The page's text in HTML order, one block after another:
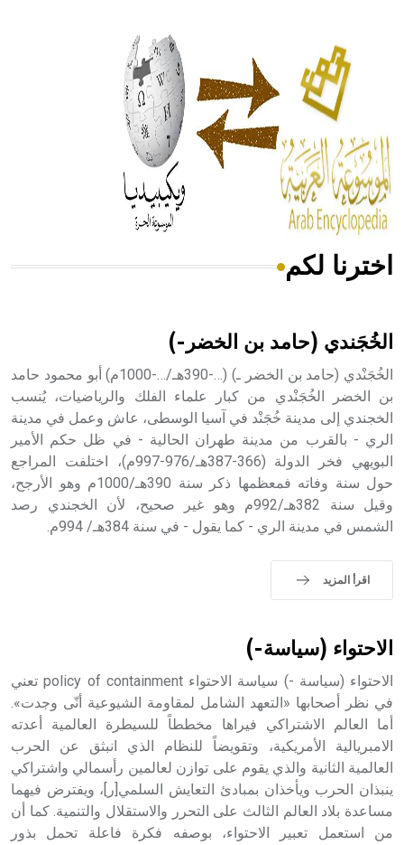
الحكم، الأدلة، تنظيم التغذية، ورسالته في جروح الرأس. ويعود
له الفضل بأنه حرر الطب من الدين والفلسفة.
- هل تعلم أن المرجان إفراز حيواني يتكون في البحر ويتركب
من مادة كربونات الكلسيوم، وهو أحمر أو شديد الحمرة وهو
أجود أنواعه، ويمتاز بكبر الحجم ويسمى الش
هل تعلم أن الأبسيد كلمة فرنسية اللفظ تم اعتمادها مصطلحاً
- هل تعلم أن أبجر Abgar اسم معروف جيداً يعود إلى عدد من
الملوك الذين حكموا مدينة إديسا (الرها) من أبجر الأول وحتى
التاسع، وهم ينتسبون إلى أسرة أوسروين
sign تكتب منفصلة غير متصلة، وتعتمد المبدأ الأكوروفوني،
اخترنا لكم
الخُجَندي (حامد بن الخضر-)
الخُجَنْدي (حامد بن الخضر ـ) (…-390هـ/…-1000م) أبو محمود حامد
بن الخضر الخُجَنْدي من كبار علماء الفلك والرياضيات، يُنسب
الخجندي إلى مدينة خُجَنْد في آسيا الوسطى، عاش وعمل في مدينة
الري - بالقرب من مدينة طهران الحالية - في ظل حكم الأمير
البويهي فخر الدولة (366-387هـ/976-997م)، اختلفت المراجع
حول سنة وفاته فمعظمها ذكر سنة 390هـ/1000م وهو الأرجح،
وقيل سنة 382هـ/992م وهو غير صحيح، لأن الخجندي رصد
الشمس في مدينة الري - كما يقول - في سنة 384هـ/ 994م.
اقرأ المزيد
الاحتواء (سياسة-)
الاحتواء (سياسة -) سياسة الاحتواء policy of containment تعني
في نظر أصحابها «التعهد الشامل لمقاومة الشيوعية أنّى وجدت».
أما العالم الاشتراكي فيراها مخططاً للسيطرة العالمية أعدته
الامبريالية الأمريكية، وتقويضاً للنظام الذي انبثق عن الحرب
العالمية الثانية والذي يقوم على توازن لعالمين رأسمالي واشتراكي
ينبذان الحرب ويأخذان بمبادئ التعايش السلمي[ر]، ويفترض فيهما
مساعدة بلاد العالم الثالث على التحرر والاستقلال والتنمية. كما أن
من استعمل تعبير الاحتواء، بوصفه فكرة فاعلة تحمل بذور